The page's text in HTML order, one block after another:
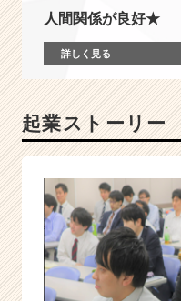
ラ』！
世
の
中
繋
が
る
を
支
え
る
た
め、
I
人間関係が良好★
詳しく見る
起業ストーリー